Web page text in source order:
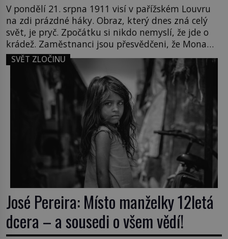
V pondělí 21. srpna 1911 visí v pařížském Louvru
na zdi prázdné háky. Obraz, který dnes zná celý
svět, je pryč. Zpočátku si nikdo nemyslí, že jde o
krádež. Zaměstnanci jsou přesvědčeni, že Mona
Lisa je jen v restaurátorské dílně nebo u fotografa.
Když se ukáže pravda, propukne jeden z největších
honů na zloděje v […]
SVĚT ZLOČINU
José Pereira: Místo manželky 12letá
dcera – a sousedi o všem vědí!